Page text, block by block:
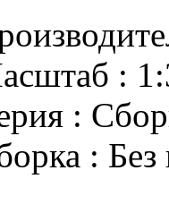
:
:
: Без